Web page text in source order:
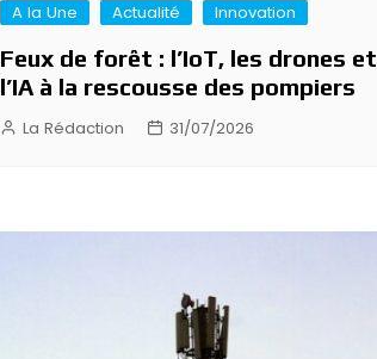
A la Une Actualité Innovation
Feux de forêt : l’IoT, les drones et
l’IA à la rescousse des pompiers
La Rédaction 31/07/2026